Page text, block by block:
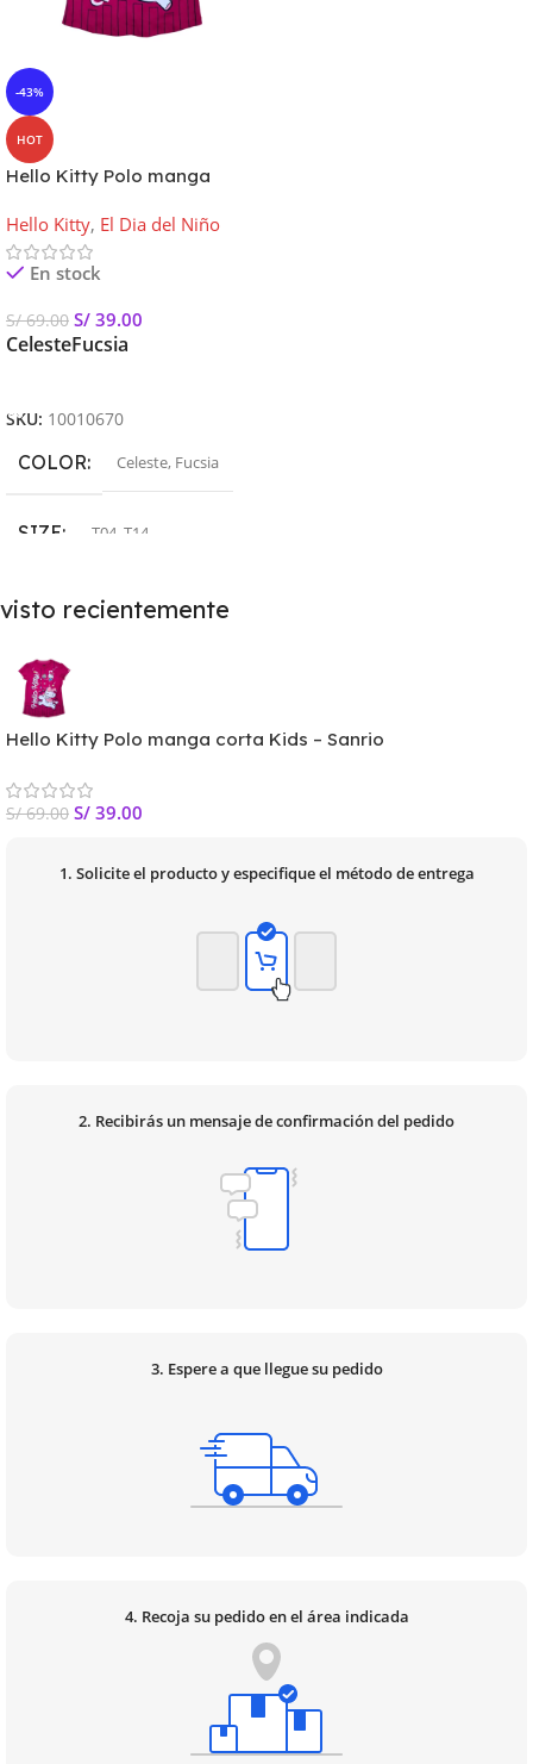
-43%
HOT
Hello Kitty Polo manga
Hello Kitty, El Dia del Niño
En stock
S/69.00 S/ 39.00
CelesteFucsia
SKU: 10010670
COLOR Celeste, Fucsia
SIZE T04 T14
visto recientemente
Hello Kitty Polo manga corta Kids – Sanrio
S/69.00 S/ 39.00
1. Solicite el producto y especifique el método de entrega
2. Recibirás un mensaje de confirmación del pedido
3. Espere a que llegue su pedido
4. Recoja su pedido en el área indicada